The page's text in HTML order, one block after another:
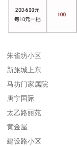
朱雀坊小区
新旅城上东
马坊门家属院
唐宁国际
太乙路丽苑
黄金屋
建设路小区